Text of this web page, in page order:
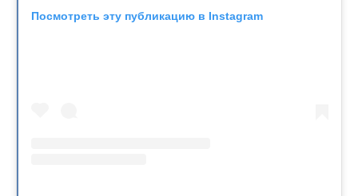
Посмотреть эту публикацию в Instagram